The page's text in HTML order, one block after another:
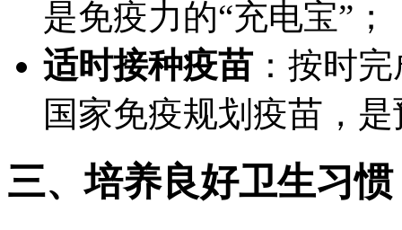
是免疫力的“充电宝”；
适时接种疫苗：按时
国家免疫规划疫苗，
三、培养良好卫生习